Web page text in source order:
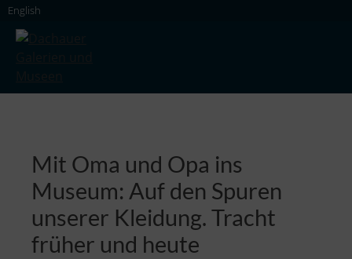
Skip
content
English
Mit Oma und Opa ins
Museum: Auf den Spuren
unserer Kleidung. Tracht
früher und heute